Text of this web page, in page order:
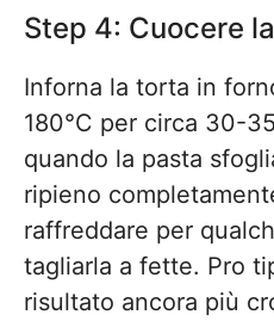
Step 4: Cuocere
Inforna la torta in
180°C per circa 30-
quando la pasta
ripieno
raffreddare per
tagliarla a fette. Pro
risultato ancora più